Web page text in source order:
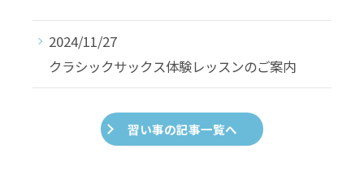
2024/11/27
クラシックサックス体験レッスンのご案内
習い事の記事一覧へ